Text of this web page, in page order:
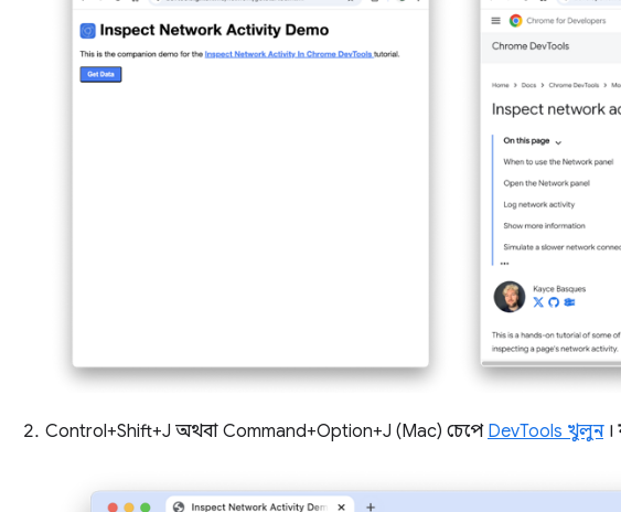
Control+Shift+J অথবা Command+Option+J (Mac) চেপে DevTools খুলুন।